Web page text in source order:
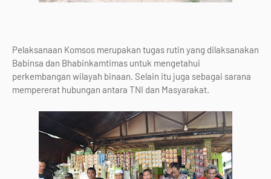
Pelaksanaan Komsos merupakan tugas rutin yang dilaksanakan
Babinsa dan Bhabinkamtimas untuk mengetahui
perkembangan wilayah binaan. Selain itu juga sebagai sarana
mempererat hubungan antara TNI dan Masyarakat.